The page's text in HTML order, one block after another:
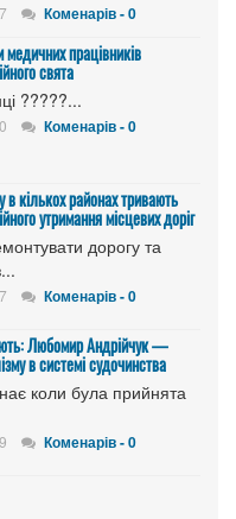
Коменарів - 0
працівників
свята
?????...
Коменарів - 0
в кількох районах тривають
утримання місцевих доріг
дорогу та
Коменарів - 0
Любомир Андрійчук —
в системі судочинства
коли була прийнята
Коменарів - 0